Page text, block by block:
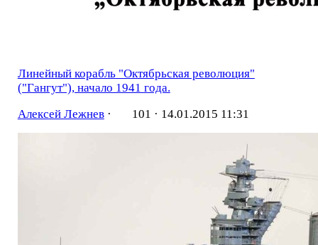
Линейный корабль "Октябрьская революция"
("Гангут"), начало 1941 года.
Алексей Лежнев· 101 · 14.01.2015 11:31